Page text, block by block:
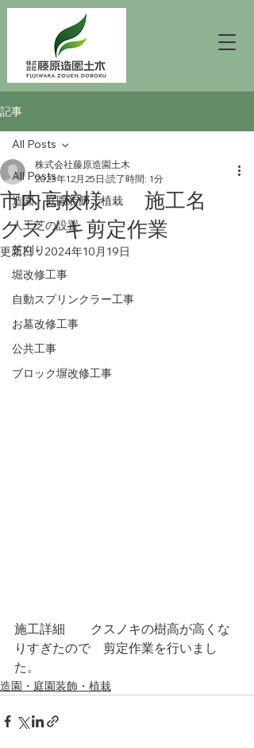
記事
All Posts
造園・庭園装飾・植栽
人工芝の設置
芝刈り
堀改修工事
自動スプリンクラー工事
お墓改修工事
公共工事
ブロック塀改修工事
All Posts
市内高校様 施工名
クスノキ剪定作業
株式会社藤原造園土木
2023年12月25日 読了時間: 1分
更新日：2024年10月19日
施工詳細　　クスノキの樹高が高くな
りすぎたので　剪定作業を行いまし
た。
造園・庭園装飾・植栽